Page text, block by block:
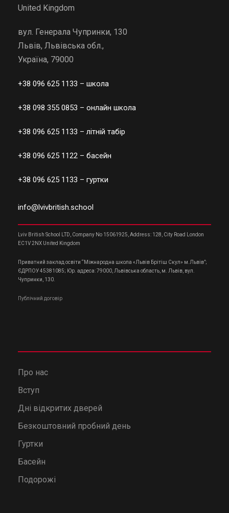
United Kingdom
вул. Генерала Чупринки, 130
Львів, Львівська обл.,
Україна, 79000
+38 096 625 1133 – школа
+38 098 355 0853 – онлайн школа
+38 096 625 1133 – літній табір
+38 096 625 1122 – басейн
+38 096 625 1133 – гуртки
info@lvivbritish.school
Lviv British School LTD, Company No 15061925, Address: 128, City Road London
EC1V 2NX United Kingdom
Приватний заклад освіти “Міжнародна школа «Львів Брітіш Скул» м.Львів”;
ЄДРПОУ 45381085; Юр. адреса: 79000, Львівська область, м. Львів, вул.
Чупринки, 130.
Публічний договір
Про нас
Вступ
Дні відкритих дверей
Безкоштовний пробний день
Гуртки
Басейн
Подорожі